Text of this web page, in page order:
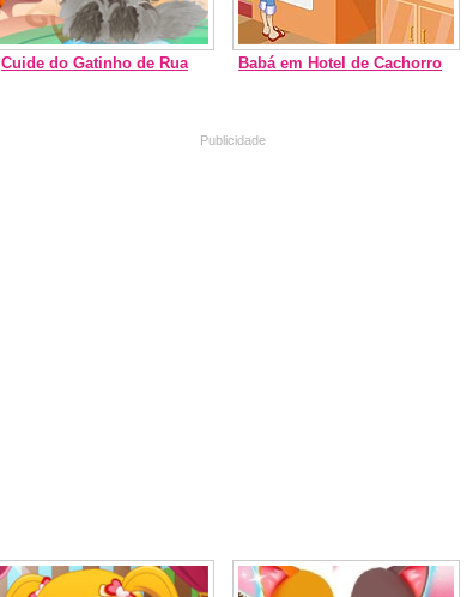
Cuide do Gatinho de Rua Babá em Hotel de Cachorro